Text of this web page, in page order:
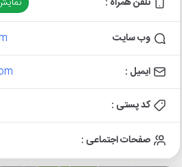
وب سایت
ایمیل :
کد پستی :
صفحات اجتماعی :